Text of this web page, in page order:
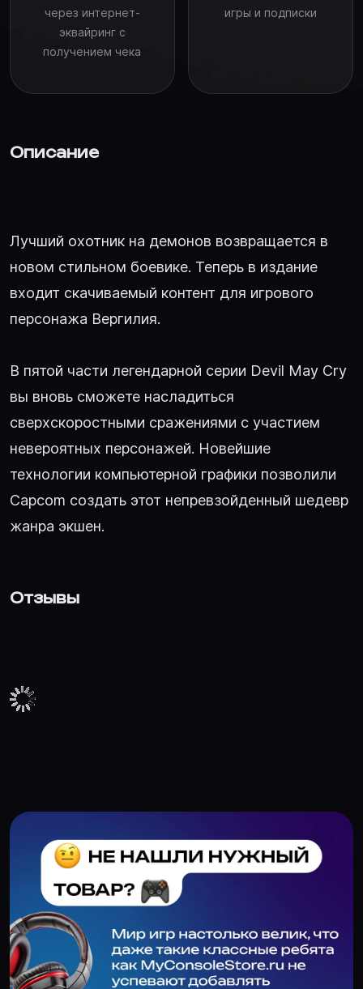
через интернет-
эквайринг с
получением чека
игры и подписки
Описание
Лучший охотник на демонов возвращается в
новом стильном боевике. Теперь в издание
входит скачиваемый контент для игрового
персонажа Вергилия.
В пятой части легендарной серии Devil May Cry
вы вновь сможете насладиться
сверхскоростными сражениями с участием
невероятных персонажей. Новейшие
технологии компьютерной графики позволили
Capcom создать этот непревзойденный шедевр
жанра экшен.
Отзывы